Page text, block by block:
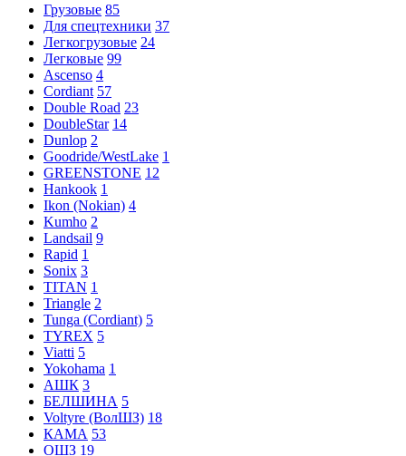
Грузовые 85
Для спецтехники 37
Легкогрузовые 24
Легковые 99
Ascenso 4
Cordiant 57
Double Road 23
DoubleStar 14
Dunlop 2
Goodride/WestLake 1
GREENSTONE 12
Hankook 1
Ikon (Nokian) 4
Kumho 2
Landsail 9
Rapid 1
Sonix 3
TITAN 1
Triangle 2
Tunga (Cordiant) 5
TYREX 5
Viatti 5
Yokohama 1
АШК 3
БЕЛШИНА 5
Voltyre (ВолШЗ) 18
КАМА 53
ОШЗ 19